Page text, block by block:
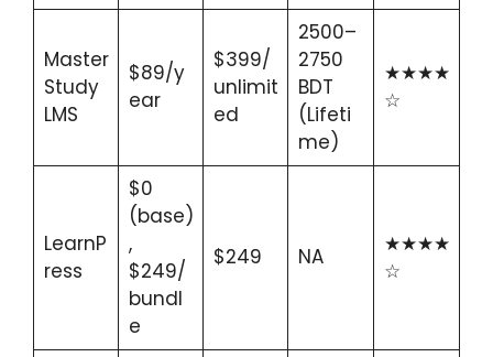
Master
Study
LMS
$89/y
ear
$399/
unlimit
ed
2500–
2750
BDT
(Lifeti
me)
★★★★
☆
LearnP
ress
$0
(base)
,
$249/
bundl
e
$249 NA
★★★★
☆